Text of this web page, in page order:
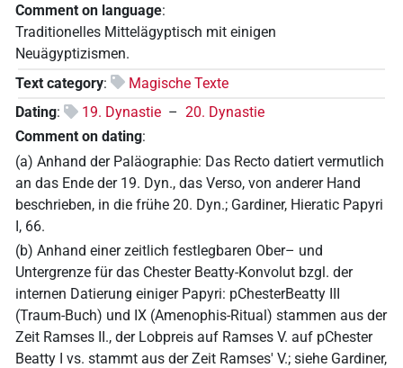
Comment on language:
Traditionelles Mittelägyptisch mit einigen
Neuägyptizismen.
Text category:
Magische Texte
Dating: 19. Dynastie – 20. Dynastie
Comment on dating:
(a) Anhand der Paläographie: Das Recto datiert vermutlich
an das Ende der 19. Dyn., das Verso, von anderer Hand
beschrieben, in die frühe 20. Dyn.; Gardiner, Hieratic Papyri
I, 66.
(b) Anhand einer zeitlich festlegbaren Ober– und
Untergrenze für das Chester Beatty-Konvolut bzgl. der
internen Datierung einiger Papyri: pChesterBeatty III
(Traum-Buch) und IX (Amenophis-Ritual) stammen aus der
Zeit Ramses II., der Lobpreis auf Ramses V. auf pChester
Beatty I vs. stammt aus der Zeit Ramses' V.; siehe Gardiner,